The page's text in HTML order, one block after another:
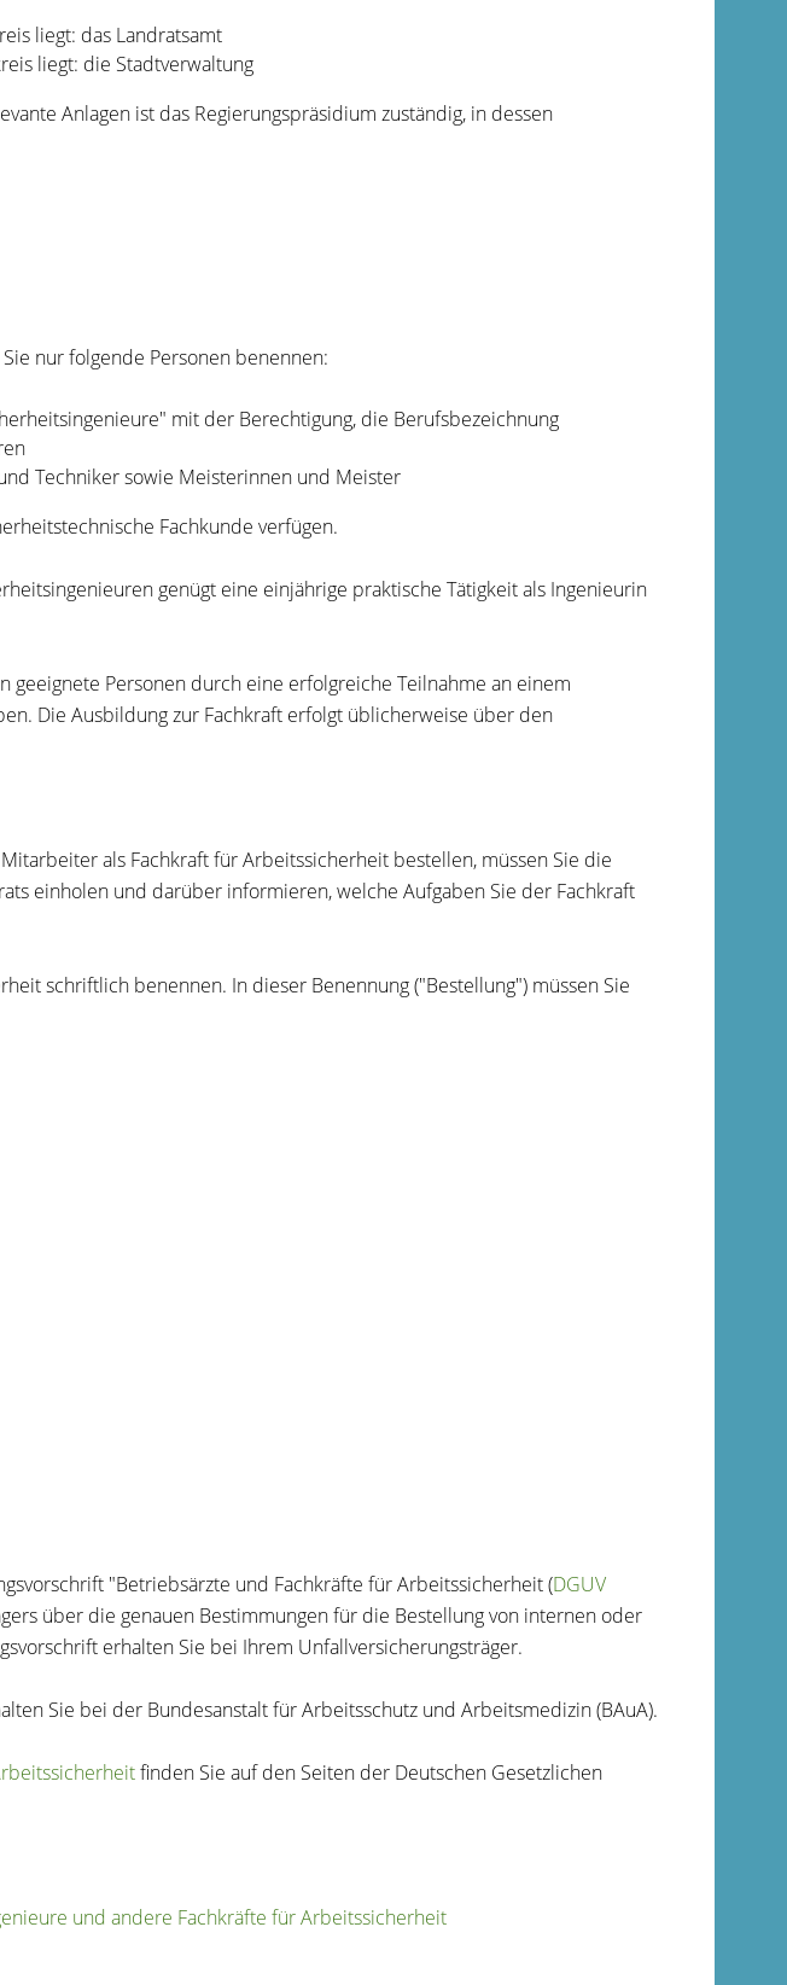
liegt: das Landratsamt
liegt: die Stadtverwaltung
Anlagen ist das Regierungspräsidium zuständig, in dessen
nur folgende Personen benennen:
mit der Berechtigung, die Berufsbezeichnung
Techniker sowie Meisterinnen und Meister
Fachkunde verfügen.
genügt eine einjährige praktische Tätigkeit als Ingenieurin
geeignete Personen durch eine erfolgreiche Teilnahme an einem
Die Ausbildung zur Fachkraft erfolgt üblicherweise über den
als Fachkraft für Arbeitssicherheit bestellen, müssen Sie die
einholen und darüber informieren, welche Aufgaben Sie der Fachkraft
schriftlich benennen. In dieser Benennung ("Bestellung") müssen Sie
"Betriebsärzte und Fachkräfte für Arbeitssicherheit (DGUV
über die genauen Bestimmungen für die Bestellung von internen oder
erhalten Sie bei Ihrem Unfallversicherungsträger.
Sie bei der Bundesanstalt für Arbeitsschutz und Arbeitsmedizin (BAuA).
finden Sie auf den Seiten der Deutschen Gesetzlichen
und andere Fachkräfte für Arbeitssicherheit